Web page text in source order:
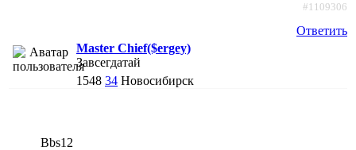
#1109306
Ответить
Master Chief($ergey)
Завсегдатай
1548 34 Новосибирск
Bbs12